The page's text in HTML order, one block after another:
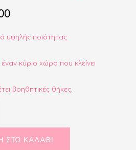
τιμή
€19.00.
υψηλής ποιότητας
κύριο χώρο που κλείνει
βοηθητικές θήκες.
ΣΤΟ ΚΑΛΆΘΙ